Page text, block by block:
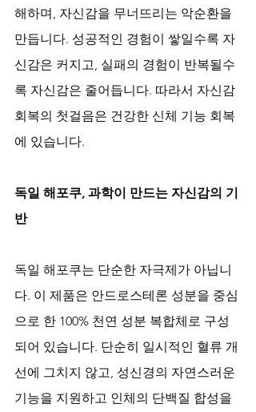
해하며, 자신감을 무너뜨리는 악순환을
만듭니다. 성공적인 경험이 쌓일수록 자
신감은 커지고, 실패의 경험이 반복될수
록 자신감은 줄어듭니다. 따라서 자신감
회복의 첫걸음은 건강한 신체 기능 회복
에 있습니다.
독일 해포쿠, 과학이 만드는 자신감의 기
반
독일 해포쿠는 단순한 자극제가 아닙니
다. 이 제품은 안드로스테론 성분을 중심
으로 한 100% 천연 성분 복합체로 구성
되어 있습니다. 단순히 일시적인 혈류 개
선에 그치지 않고, 성신경의 자연스러운
기능을 지원하고 인체의 단백질 합성을